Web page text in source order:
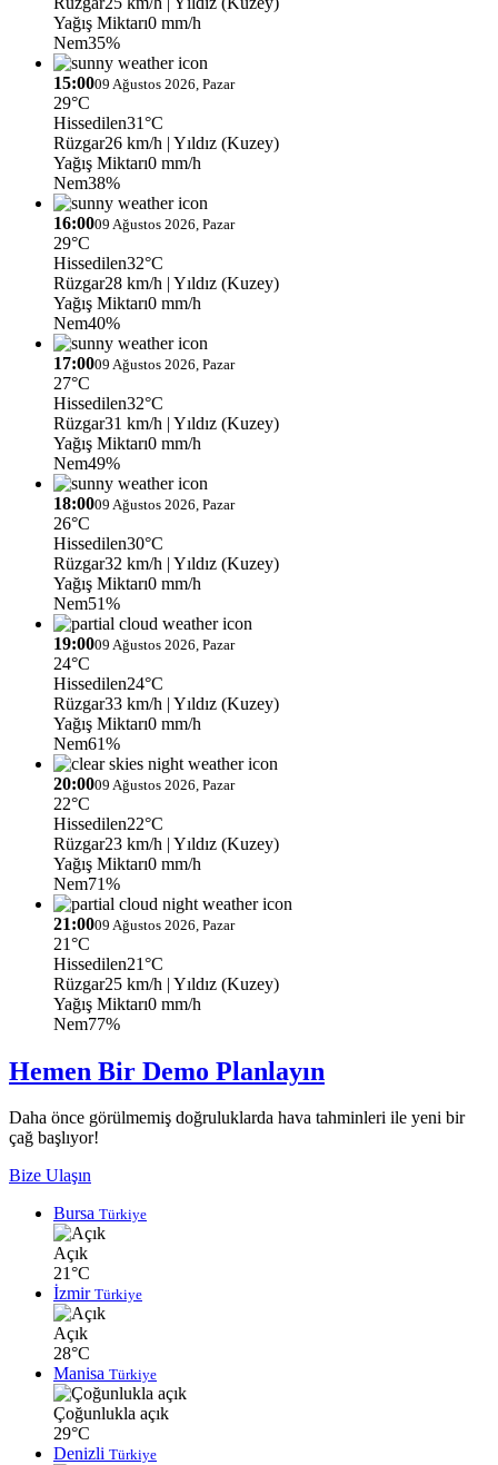
Yağış Miktarı0 mm/h
Nem35%
15:0009 Ağustos 2026, Pazar
29°C
Hissedilen31°C
Rüzgar26 km/h | Yıldız (Kuzey)
Yağış Miktarı0 mm/h
Nem38%
16:0009 Ağustos 2026, Pazar
29°C
Hissedilen32°C
Rüzgar28 km/h | Yıldız (Kuzey)
Yağış Miktarı0 mm/h
Nem40%
17:0009 Ağustos 2026, Pazar
27°C
Hissedilen32°C
Rüzgar31 km/h | Yıldız (Kuzey)
Yağış Miktarı0 mm/h
Nem49%
18:0009 Ağustos 2026, Pazar
26°C
Hissedilen30°C
Rüzgar32 km/h | Yıldız (Kuzey)
Yağış Miktarı0 mm/h
Nem51%
19:0009 Ağustos 2026, Pazar
24°C
Hissedilen24°C
Rüzgar33 km/h | Yıldız (Kuzey)
Yağış Miktarı0 mm/h
Nem61%
20:0009 Ağustos 2026, Pazar
22°C
Hissedilen22°C
Rüzgar23 km/h | Yıldız (Kuzey)
Yağış Miktarı0 mm/h
Nem71%
21:0009 Ağustos 2026, Pazar
21°C
Hissedilen21°C
Rüzgar25 km/h | Yıldız (Kuzey)
Yağış Miktarı0 mm/h
Nem77%
Hemen Bir Demo Planlayın
Daha önce görülmemiş doğruluklarda hava tahminleri ile yeni bir
çağ başlıyor!
Bize Ulaşın
Bursa Türkiye
Açık
21°C
İzmir Türkiye
Açık
28°C
Manisa Türkiye
Çoğunlukla açık
29°C
Denizli Türkiye